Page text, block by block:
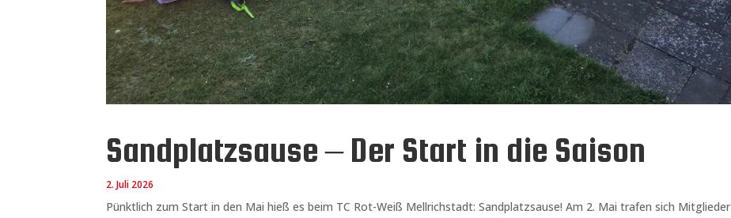
Sandplatzsause – Der Start in die Saison
2. Juli 2026
Pünktlich zum Start in den Mai hieß es beim TC Rot-Weiß Mellrichstadt: Sandplatzsause! Am 2. Mai trafen sich Mitglieder